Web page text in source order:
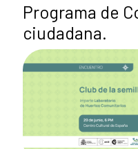
Programa de
ciudadana.